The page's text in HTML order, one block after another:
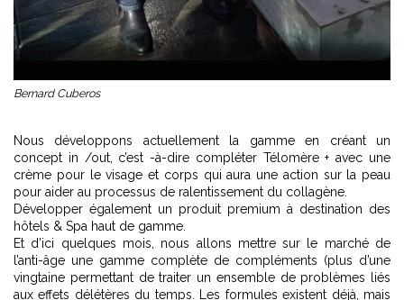
Bernard Cuberos
Nous développons actuellement la gamme en créant un
concept in /out, c’est -à-dire compléter Télomère + avec une
crème pour le visage et corps qui aura une action sur la peau
pour aider au processus de ralentissement du collagène.
Développer également un produit premium à destination des
hôtels & Spa haut de gamme.
Et d’ici quelques mois, nous allons mettre sur le marché de
l’anti-âge une gamme complète de compléments (plus d’une
vingtaine permettant de traiter un ensemble de problèmes liés
aux effets délétères du temps. Les formules existent déjà, mais